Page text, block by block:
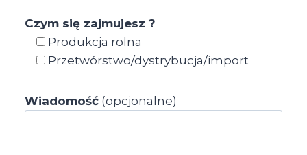
Czym się zajmujesz ?
Produkcja rolna
Przetwórstwo/dystrybucja/import
Wiadomość (opcjonalne)